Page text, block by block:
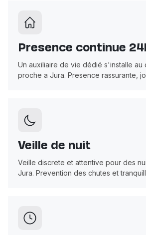
Presence continue
Un auxiliaire de vie dédié s'installe au
proche a Jura. Presence rassurante,
Veille de nuit
Veille discrete et attentive pour des
Jura. Prevention des chutes et